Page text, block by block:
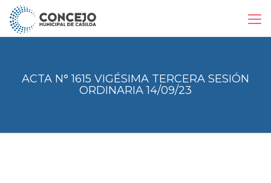
ACTA N° 1615 VIGÉSIMA TERCERA SESIÓN
ORDINARIA 14/09/23